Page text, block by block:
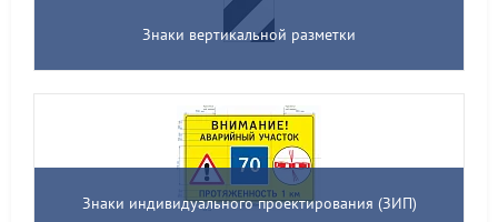
Знаки вертикальной разметки
Знаки индивидуального проектирования (ЗИП)